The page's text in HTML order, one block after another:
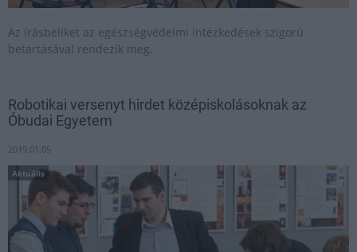
Az írásbeliket az egészségvédelmi intézkedések szigorú
betartásával rendezik meg.
Robotikai versenyt hirdet középiskolásoknak az
Óbudai Egyetem
2019.01.05
Aktuális